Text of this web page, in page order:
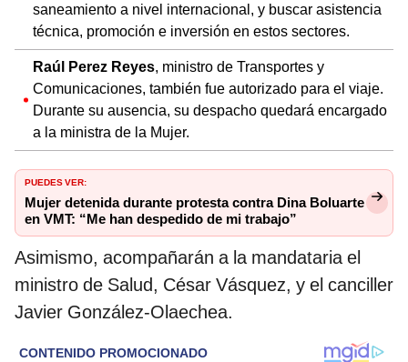
saneamiento a nivel internacional, y buscar asistencia
técnica, promoción e inversión en estos sectores.
Raúl Perez Reyes, ministro de Transportes y
Comunicaciones, también fue autorizado para el viaje.
Durante su ausencia, su despacho quedará encargado
a la ministra de la Mujer.
PUEDES VER:
Mujer detenida durante protesta contra Dina Boluarte
en VMT: “Me han despedido de mi trabajo”
Asimismo, acompañarán a la mandataria el
ministro de Salud, César Vásquez, y el canciller
Javier González-Olaechea.